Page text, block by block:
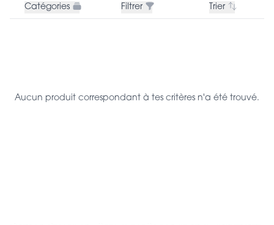
Catégories Filtrer Trier
Aucun produit correspondant à tes critères n'a été trouvé.